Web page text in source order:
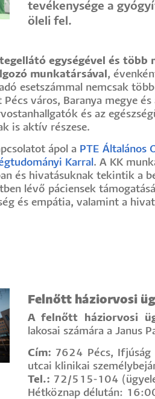
tevékenysége a
öleli fel.
egységével és több
munkatársával ,
esetszámmal nemcsak
város, Baranya megye és
és az
is aktív részese.
ápol a PTE Általános
Karral . A KK
és hivatásuknak tekintik a
lévő páciensek
és empátia, valamint a
Felnőtt háziorvosi
A felnőtt háziorvosi
lakosai számára a Janus
Cím: 7624 Pécs, Ifjúság
utcai klinikai
Tel.: 72/515-104
Hétköznap délután: